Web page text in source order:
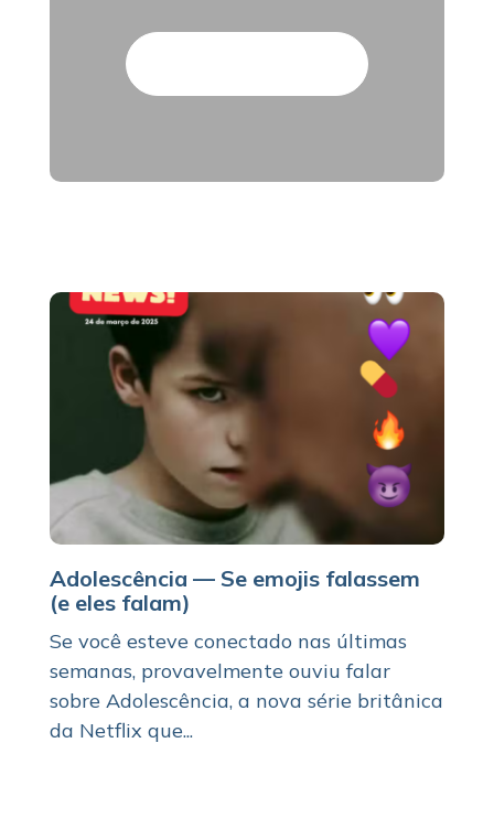
Adolescência — Se emojis falassem
(e eles falam)
Se você esteve conectado nas últimas
semanas, provavelmente ouviu falar
sobre Adolescência, a nova série britânica
da Netflix que...